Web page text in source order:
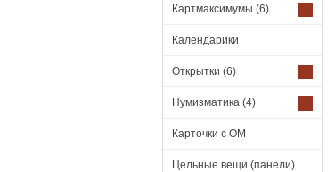
Картмаксимумы (6)
Календарики
Открытки (6)
Нумизматика (4)
Карточки с ОМ
Цельные вещи (панели)